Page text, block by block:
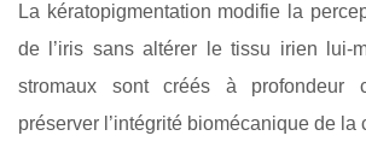
La kératopigmentation modifie la
de l’iris sans altérer le tissu irien lui-
stromaux sont créés à profondeur
préserver l’intégrité biomécanique de la